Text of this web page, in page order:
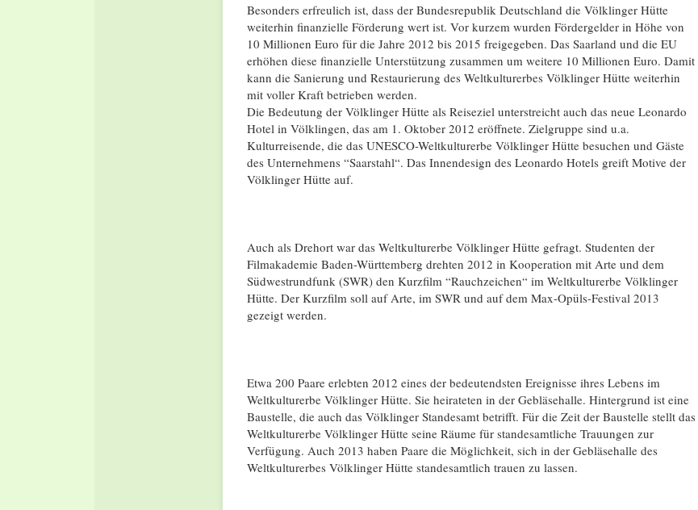
Besonders erfreulich ist, dass der Bundesrepublik Deutschland die Völklinger Hütte
weiterhin finanzielle Förderung wert ist. Vor kurzem wurden Fördergelder in Höhe von
10 Millionen Euro für die Jahre 2012 bis 2015 freigegeben. Das Saarland und die EU
erhöhen diese finanzielle Unterstützung zusammen um weitere 10 Millionen Euro. Damit
kann die Sanierung und Restaurierung des Weltkulturerbes Völklinger Hütte weiterhin
mit voller Kraft betrieben werden.
Die Bedeutung der Völklinger Hütte als Reiseziel unterstreicht auch das neue Leonardo
Hotel in Völklingen, das am 1. Oktober 2012 eröffnete. Zielgruppe sind u.a.
Kulturreisende, die das UNESCO-Weltkulturerbe Völklinger Hütte besuchen und Gäste
des Unternehmens “Saarstahl“. Das Innendesign des Leonardo Hotels greift Motive der
Völklinger Hütte auf.
Auch als Drehort war das Weltkulturerbe Völklinger Hütte gefragt. Studenten der
Filmakademie Baden-Württemberg drehten 2012 in Kooperation mit Arte und dem
Südwestrundfunk (SWR) den Kurzfilm “Rauchzeichen“ im Weltkulturerbe Völklinger
Hütte. Der Kurzfilm soll auf Arte, im SWR und auf dem Max-Opüls-Festival 2013
gezeigt werden.
Etwa 200 Paare erlebten 2012 eines der bedeutendsten Ereignisse ihres Lebens im
Weltkulturerbe Völklinger Hütte. Sie heirateten in der Gebläsehalle. Hintergrund ist eine
Baustelle, die auch das Völklinger Standesamt betrifft. Für die Zeit der Baustelle stellt das
Weltkulturerbe Völklinger Hütte seine Räume für standesamtliche Trauungen zur
Verfügung. Auch 2013 haben Paare die Möglichkeit, sich in der Gebläsehalle des
Weltkulturerbes Völklinger Hütte standesamtlich trauen zu lassen.